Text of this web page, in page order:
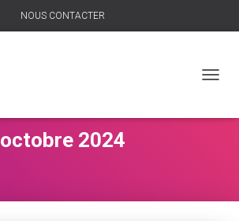
NOUS CONTACTER
octobre 2024